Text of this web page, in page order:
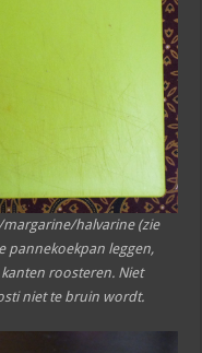
halvarine (zie
pannekoekpan leggen,
roosteren. Niet
niet te bruin wordt.